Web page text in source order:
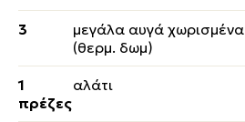
3
μεγάλα αυγά χωρισμένα
(θερμ. δωμ)
1
πρέζες
αλάτι